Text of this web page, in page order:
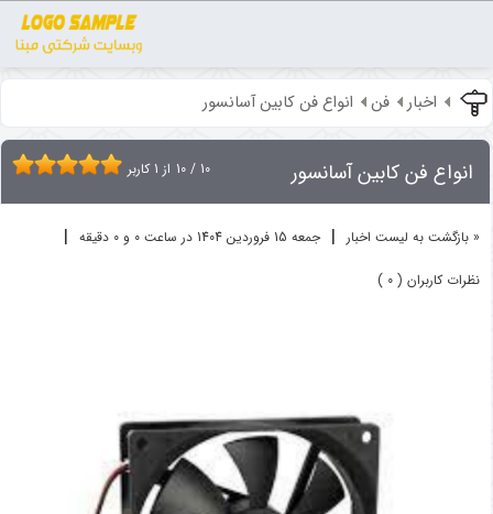
اخبار فن انواع فن کابین آسانسور
انواع فن کابین آسانسور 10 / 10 از 1 کاربر
« بازگشت به لیست اخبار | جمعه 15 فروردين 1404 در ساعت 0 و 0 دقیقه |
نظرات کاربران ( 0 )